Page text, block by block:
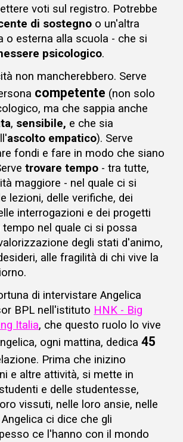
voti sul registro. Potrebbe
di sostegno o un'altra
o esterna alla scuola - che si
psicologico.
non mancherebbero. Serve
competente (non solo
ma che sappia anche
, sensibile, e che sia
ascolto empatico). Serve
fondi e fare in modo che siano
trovare tempo - tra tutte,
maggiore - nel quale ci si
lezioni, delle verifiche, dei
interrogazioni e dei progetti
nel quale ci si possa
degli stati d'animo,
alle fragilità di chi vive la
di intervistare Angelica
BPL nell'istituto HNK - Big
Italia, che questo ruolo lo vive
, ogni mattina, dedica45
Prima che inizino
e altre attività, si mette in
e delle studentesse,
vissuti, nelle loro ansie, nelle
ci dice che gli
ce l'hanno con il mondo